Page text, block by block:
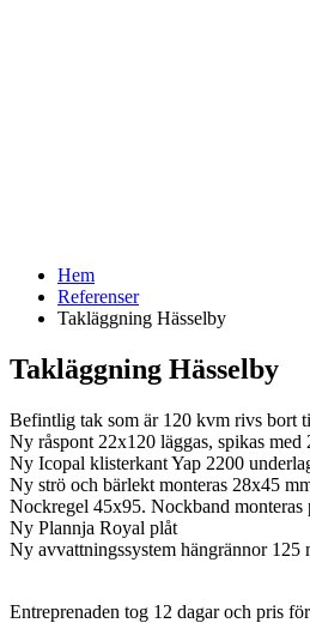
Hem
Referenser
Takläggning Hässelby
Takläggning Hässelby
Befintlig tak som är 120 kvm rivs bort
Ny råspont 22x120 läggas, spikas
Ny Icopal klisterkant Yap 2200
Ny strö och bärlekt monteras 28x45
Nockregel 45x95. Nockband monteras
Ny Plannja Royal plåt
Ny avvattningssystem hängrännor 125
Entreprenaden tog 12 dagar och pris